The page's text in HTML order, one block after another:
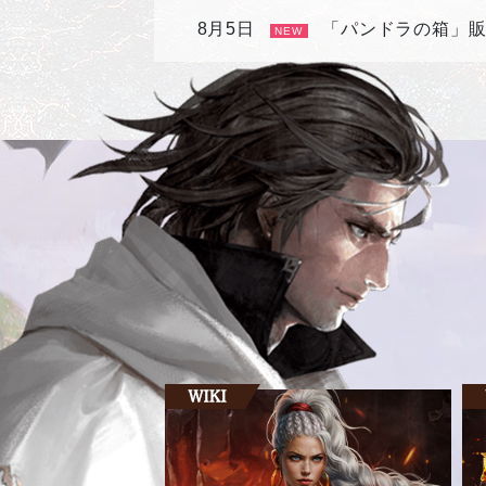
8月5日 NEW 「パンドラの箱」